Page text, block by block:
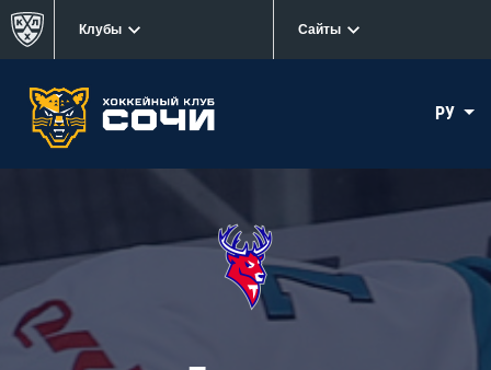
Клубы Сайты
РУ